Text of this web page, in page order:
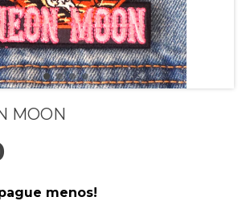
MOON
menos!